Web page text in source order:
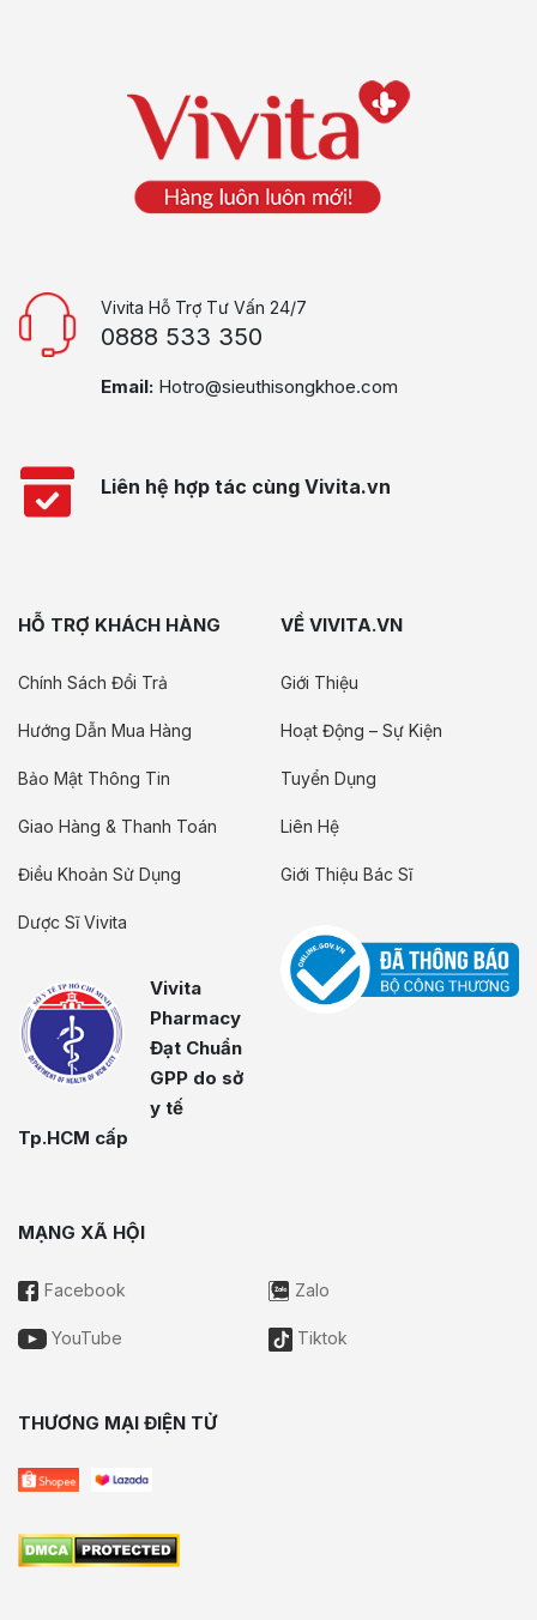
Vivita Hỗ Trợ Tư Vấn 24/7
0888 533 350
Email: Hotro@sieuthisongkhoe.com
Liên hệ hợp tác cùng Vivita.vn
HỖ TRỢ KHÁCH HÀNG
Chính Sách Đổi Trả
Hướng Dẫn Mua Hàng
Bảo Mật Thông Tin
Giao Hàng & Thanh Toán
Điều Khoản Sử Dụng
Dược Sĩ Vivita
Vivita
Pharmacy
Đạt Chuẩn
GPP do sở
y tế
Tp.HCM cấp
VỀ VIVITA.VN
Giới Thiệu
Hoạt Động – Sự Kiện
Tuyển Dụng
Liên Hệ
Giới Thiệu Bác Sĩ
MẠNG XÃ HỘI
Facebook Zalo
YouTube Tiktok
THƯƠNG MẠI ĐIỆN TỬ